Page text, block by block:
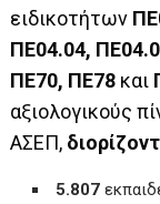
ειδικοτήτων
ΠΕ04.04,
ΠΕ70, ΠΕ78 και
αξιολογικούς
ΑΣΕΠ,
5.807